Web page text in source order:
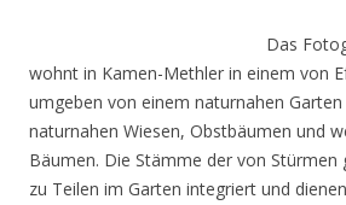
Das
wohnt in Kamen-Methler in einem von
umgeben von einem naturnahen
naturnahen Wiesen, Obstbäumen und
Bäumen. Die Stämme der von Stürmen
zu Teilen im Garten integriert und